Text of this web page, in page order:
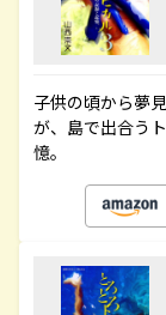
子供の頃から夢
が、島で出合う
憶。